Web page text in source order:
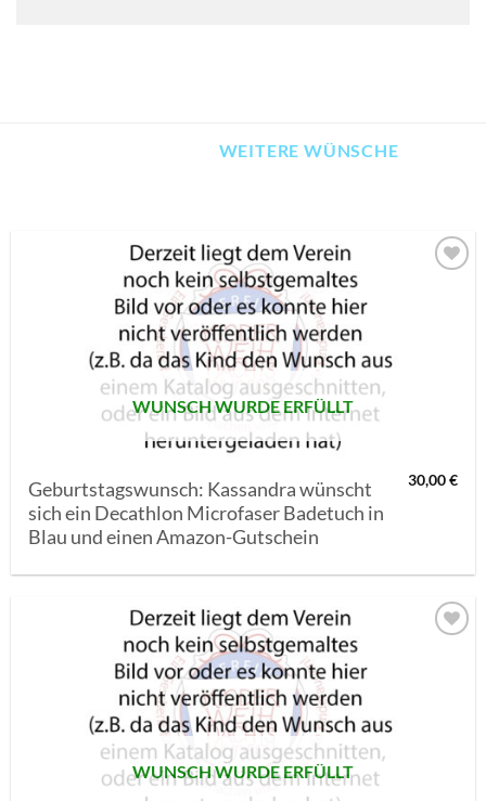
WEITERE WÜNSCHE
WUNSCH WURDE ERFÜLLT
Geburtstagswunsch: Kassandra wünscht
sich ein Decathlon Microfaser Badetuch in
Blau und einen Amazon-Gutschein
30,00€
WUNSCH WURDE ERFÜLLT